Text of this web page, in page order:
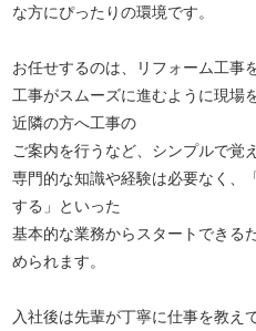
な方にぴったりの環境です。
お任せするのは、リフォーム工事
工事がスムーズに進むように現場
近隣の方へ工事の
ご案内を行うなど、シンプルで覚
専門的な知識や経験は必要なく、
する」といった
基本的な業務からスタートできる
められます。
入社後は先輩が丁寧に仕事を教え